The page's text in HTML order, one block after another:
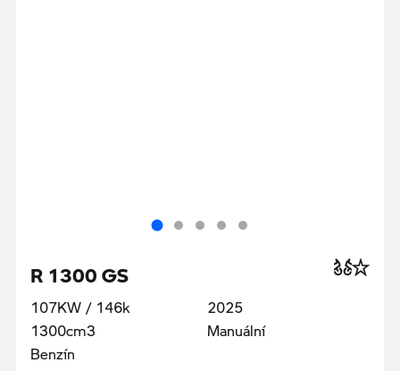
R 1300 GS
107KW / 146k
1300cm3
Benzín
2025
Manuální